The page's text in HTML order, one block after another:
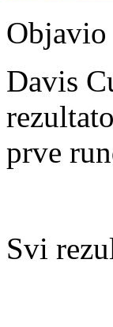
Objavio
Davis
prve
Svi